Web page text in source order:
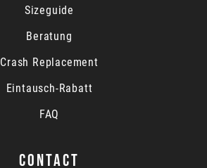
Sizeguide
Beratung
Crash Replacement
Eintausch-Rabatt
FAQ
CONTACT